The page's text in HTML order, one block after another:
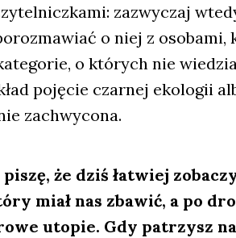
zazwy­czaj
o niej z oso­ba­mi,
o któ­rych nie
poję­cie czar­nej eko­lo­gii
zachwy­co­na.
piszę, że dziś łatwiej
miał nas zba­wić, a po
uto­pie. Gdy patrzysz na